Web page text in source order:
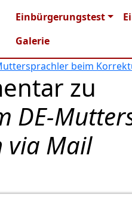
Main
Einbürgerungstest
Galerie
beim
zu
DE-
via Mail